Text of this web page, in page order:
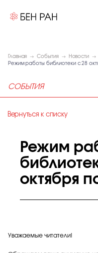
Главная События
Новости
Режим работы библиотеки с 28
СОБЫТИЯ
Вернуться к списку
Режим
октября
Уважаемые читатели!